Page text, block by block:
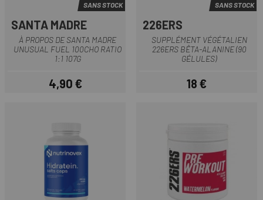
SANS STOCK
SANTA MADRE
À PROPOS DE SANTA MADRE
UNUSUAL FUEL 100CHO RATIO
1:1 107G
Prix
4,90 €
SANS STOCK
226ERS
SUPPLÉMENT VÉGÉTALIEN
226ERS BÊTA-ALANINE (90
GÉLULES)
Prix
18 €